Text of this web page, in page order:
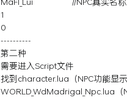
1
0
----------
第二种
需要进入Script文件
找到character.lua（NPC功能显
WORLD_WdMadrigal_Npc.lua